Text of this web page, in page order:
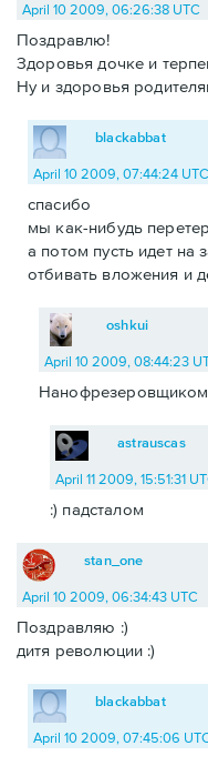
April 10 2009, 06:26:38 UTC
Поздравлю!
Здоровья дочке и
Ну и здоровья
blackabbat
April 10 2009, 07:44:24 UTC
спасибо
мы как-нибудь
а потом пусть идет
отбивать вложения и
oshkui
April 10 2009, 08:44:23
astrauscas
April 11 2009, 15:51:31
:) падсталом
stan_one
April 10 2009, 06:34:43 UTC
Поздравляю :)
дитя революции :)
blackabbat
April 10 2009, 07:45:06